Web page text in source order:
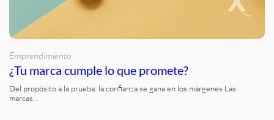
Emprendimiento
¿Tu marca cumple lo que promete?
Del propósito a la prueba: la confianza se gana en los márgenes Las
marcas…